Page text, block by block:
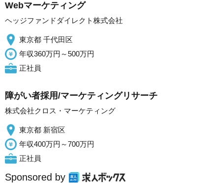
Webマーケティング
ヘッジファンドダイレクト株式会社
東京都 千代田区
年収360万円～500万円
正社員
障がい者採用/マーケティングリサーチ
株式会社クロス・マーケティング
東京都 新宿区
年収400万円～700万円
正社員
Sponsored by